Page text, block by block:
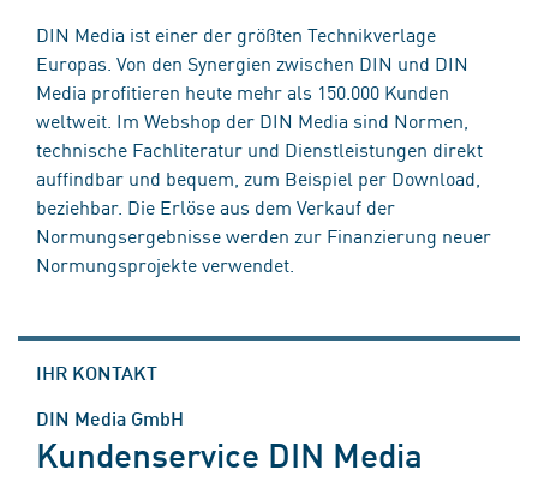
DIN Media ist einer der größten Technikverlage
Europas. Von den Synergien zwischen DIN und DIN
Media profitieren heute mehr als 150.000 Kunden
weltweit. Im Webshop der DIN Media sind Normen,
technische Fachliteratur und Dienstleistungen direkt
auffindbar und bequem, zum Beispiel per Download,
beziehbar. Die Erlöse aus dem Verkauf der
Normungsergebnisse werden zur Finanzierung neuer
Normungsprojekte verwendet.
IHR KONTAKT
DIN Media GmbH
Kundenservice DIN Media